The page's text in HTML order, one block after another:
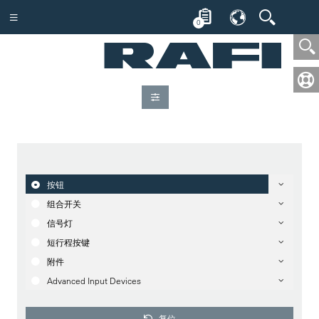
0
按钮
组合开关
信号灯
短行程按键
附件
Advanced Input Devices